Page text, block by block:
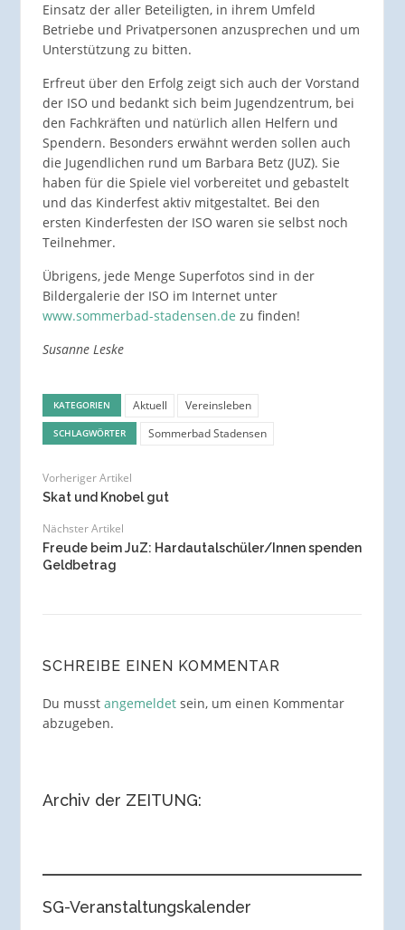
Einsatz der aller Beteiligten, in ihrem Umfeld
Betriebe und Privatpersonen anzusprechen und um
Unterstützung zu bitten.
Erfreut über den Erfolg zeigt sich auch der Vorstand
der ISO und bedankt sich beim Jugendzentrum, bei
den Fachkräften und natürlich allen Helfern und
Spendern. Besonders erwähnt werden sollen auch
die Jugendlichen rund um Barbara Betz (JUZ). Sie
haben für die Spiele viel vorbereitet und gebastelt
und das Kinderfest aktiv mitgestaltet. Bei den
ersten Kinderfesten der ISO waren sie selbst noch
Teilnehmer.
Übrigens, jede Menge Superfotos sind in der
Bildergalerie der ISO im Internet unter
www.sommerbad-stadensen.de zu finden!
Susanne Leske
KATEGORIEN Aktuell Vereinsleben
SCHLAGWÖRTER Sommerbad Stadensen
Vorheriger Artikel
Skat und Knobel gut
Nächster Artikel
Freude beim JuZ: Hardautalschüler/Innen spenden
Geldbetrag
SCHREIBE EINEN KOMMENTAR
Du musst angemeldetsein, um einen Kommentar
abzugeben.
Archiv der ZEITUNG:
SG-Veranstaltungskalender